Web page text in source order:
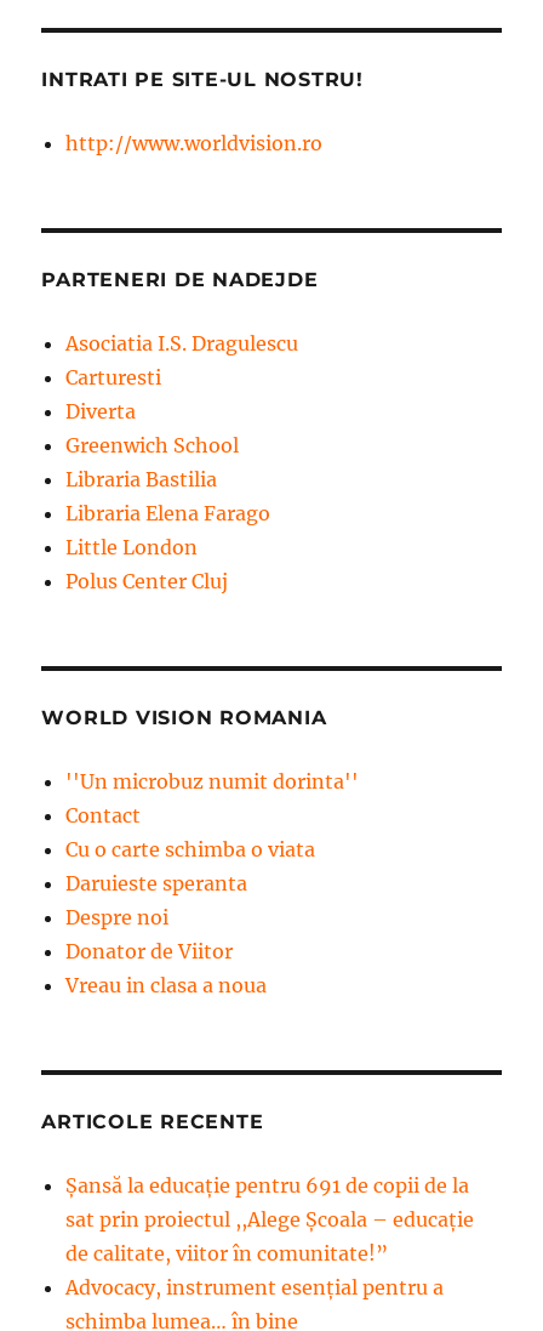
INTRATI PE SITE-UL NOSTRU!
http://www.worldvision.ro
PARTENERI DE NADEJDE
Asociatia I.S. Dragulescu
Carturesti
Diverta
Greenwich School
Libraria Bastilia
Libraria Elena Farago
Little London
Polus Center Cluj
WORLD VISION ROMANIA
''Un microbuz numit dorinta''
Contact
Cu o carte schimba o viata
Daruieste speranta
Despre noi
Donator de Viitor
Vreau in clasa a noua
ARTICOLE RECENTE
Șansă la educație pentru 691 de copii de la
sat prin proiectul ,,Alege Școala – educație
de calitate, viitor în comunitate!”
Advocacy, instrument esenţial pentru a
schimba lumea… în bine